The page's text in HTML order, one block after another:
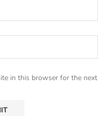
in this browser for the next